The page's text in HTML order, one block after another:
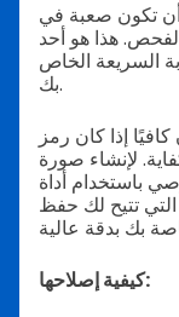
أن تكون صعبة في
هذا هو أحد
السريعة الخاص
بك.
إذا كان رمز
لإنشاء صورة
باستخدام أداة
التي تتيح لك حفظ
كيفية إصلاحها: